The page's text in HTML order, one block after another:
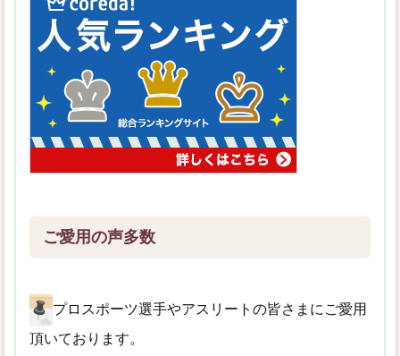
ご愛用の声多数
プロスポーツ選手やアスリートの皆さまにご愛用
頂いております。